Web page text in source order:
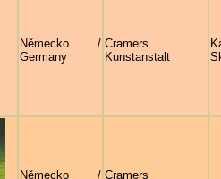
Německo /
Germany
Cramers
Kunstanstalt
Německo / Cramers